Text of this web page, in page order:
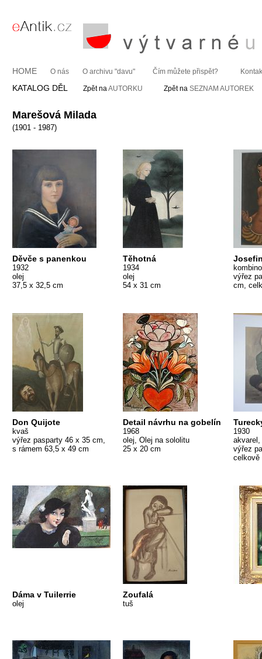
HOME O nás O archivu "davu" Čím můžete přispět?
KATALOG DĚL Zpět naAUTORKU Zpět na SEZNAM AUTOREK
Marešová Milada
(1901 - 1987)
Děvče s panenkou
1932
olej
37,5 x 32,5 cm
Těhotná
1934
olej
54 x 31 cm
výřez
cm,
Don Quijote
kvaš
výřez pasparty 46 x 35 cm,
s rámem 63,5 x 49 cm
Detail návrhu na gobelín
1968
olej, Olej na sololitu
25 x 20 cm
1930
výřez
celkově
Dáma v Tuilerrie
olej
Zoufalá
tuš